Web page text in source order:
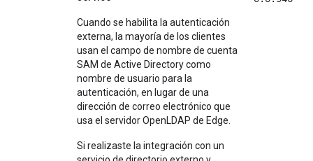
Cuando se habilita la autenticación
externa, la mayoría de los clientes
usan el campo de nombre de cuenta
SAM de Active Directory como
nombre de usuario para la
autenticación, en lugar de una
dirección de correo electrónico que
usa el servidor OpenLDAP de Edge.
Si realizaste la integración con un